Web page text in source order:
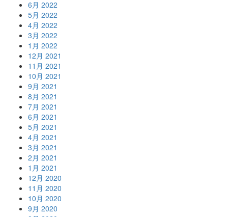
6月 2022
5月 2022
4月 2022
3月 2022
1月 2022
12月 2021
11月 2021
10月 2021
9月 2021
8月 2021
7月 2021
6月 2021
5月 2021
4月 2021
3月 2021
2月 2021
1月 2021
12月 2020
11月 2020
10月 2020
9月 2020